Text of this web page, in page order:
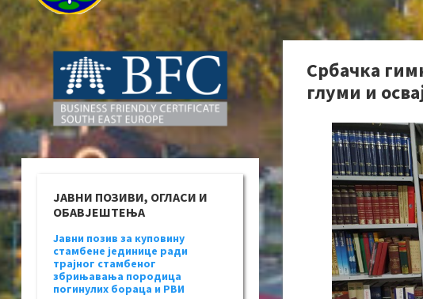
Србачка
глуми и
ЈАВНИ ПОЗИВИ, ОГЛАСИ И
ОБАВЈЕШТЕЊА
Јавни позив за куповину
стамбене јединице ради
трајног стамбеног
збрињавања породица
погинулих бораца и РВИ